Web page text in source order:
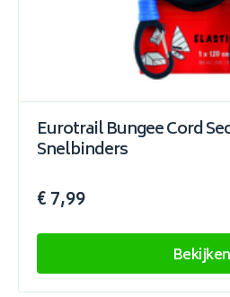
Eurotrail Bungee Cord
Snelbinders
€ 7,99
Bekijken